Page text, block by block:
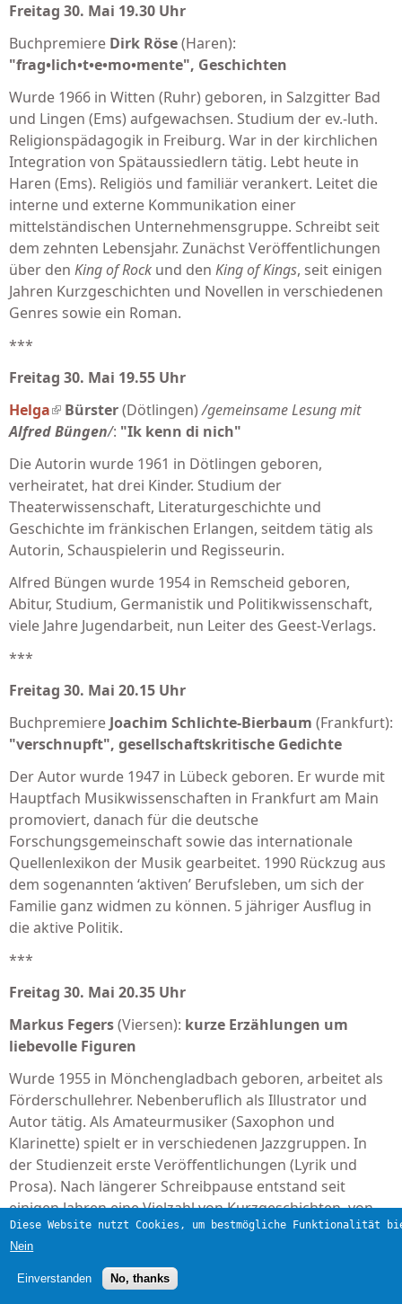
Freitag 30. Mai 19.30 Uhr
Buchpremiere Dirk Röse(Haren):
"frag•lich•t•e•mo•mente", Geschichten
Wurde 1966 in Witten (Ruhr) geboren, in Salzgitter Bad
und Lingen (Ems) aufgewachsen. Studium der ev.-luth.
Religionspädagogik in Freiburg. War in der kirchlichen
Integration von Spätaussiedlern tätig. Lebt heute in
Haren (Ems). Religiös und familiär verankert. Leitet die
interne und externe Kommunikation einer
mittelständischen Unternehmensgruppe. Schreibt seit
dem zehnten Lebensjahr. Zunächst Veröffentlichungen
über den King of Rock und den King of Kings, seit einigen
Jahren Kurzgeschichten und Novellen in verschiedenen
Genres sowie ein Roman.
***
Freitag 30. Mai 19.55 Uhr
Helga(link is external)
Bürster(Dötlingen)/gemeinsame Lesung mit
Alfred Büngen/: "Ik kenn di nich"
Die Autorin wurde 1961 in Dötlingen geboren,
verheiratet, hat drei Kinder. Studium der
Theaterwissenschaft, Literaturgeschichte und
Geschichte im fränkischen Erlangen, seitdem tätig als
Autorin, Schauspielerin und Regisseurin.
Alfred Büngen wurde 1954 in Remscheid geboren,
Abitur, Studium, Germanistik und Politikwissenschaft,
viele Jahre Jugendarbeit, nun Leiter des Geest-Verlags.
***
Freitag 30. Mai 20.15 Uhr
Buchpremiere Joachim Schlichte-Bierbaum (Frankfurt):
"verschnupft", gesellschaftskritische Gedichte
Der Autor wurde 1947 in Lübeck geboren. Er wurde mit
Hauptfach Musikwissenschaften in Frankfurt am Main
promoviert, danach für die deutsche
Forschungsgemeinschaft sowie das internationale
Quellenlexikon der Musik gearbeitet. 1990 Rückzug aus
dem sogenannten ‘aktiven’ Berufsleben, um sich der
Familie ganz widmen zu können. 5 jähriger Ausflug in
die aktive Politik.
***
Freitag 30. Mai 20.35 Uhr
Markus Fegers(Viersen): kurze Erzählungen um
liebevolle Figuren
Wurde 1955 in Mön­chen­glad­bach geboren, arbeitet als
Förder­schul­leh­rer. Ne­ben­­beruflich als Illustra­tor und
Autor tätig. Als Amateur­mu­siker (Saxophon und
Klarinette) spielt er in ver­schiedenen Jazzgruppen. In
der Studienzeit erste Veröf­fent­lichungen (Lyrik und
Prosa). Nach län­gerer Schreibpause ent­stand seit
einigen Jahren eine Vielzahl von Kurz­geschichten, von
denen einige be­reits er­folgreich in Anthologien und bei
Wettbe­werben platziert sind.
***
Diese Website nutzt Cookies, um bestmögliche Funktionalität
Nein
Einverstanden No, thanks